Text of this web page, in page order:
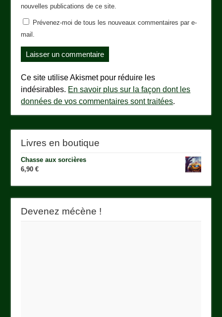
nouvelles publications de ce site.
Prévenez-moi de tous les nouveaux commentaires par e-
mail.
Ce site utilise Akismet pour réduire les
indésirables. En savoir plus sur la façon dont les
données de vos commentaires sont traitées.
Livres en boutique
Chasse aux sorcières
6,90€
Devenez mécène !